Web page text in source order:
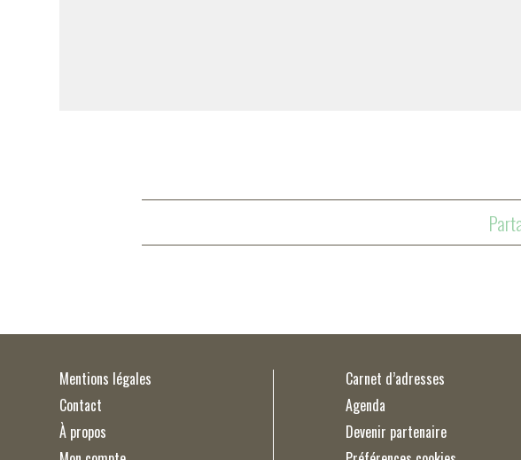
Mentions légales
Contact
À propos
Carnet d’adresses
Agenda
Devenir partenaire